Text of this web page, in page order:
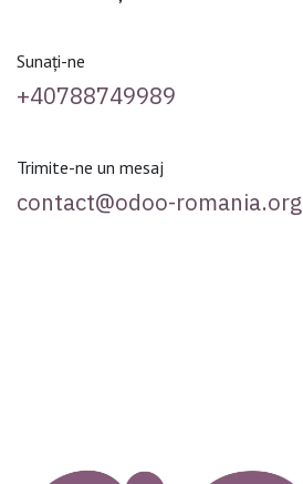
Sunați-ne
+40788749989
Trimite-ne un mesaj
contact@odoo-romania.org